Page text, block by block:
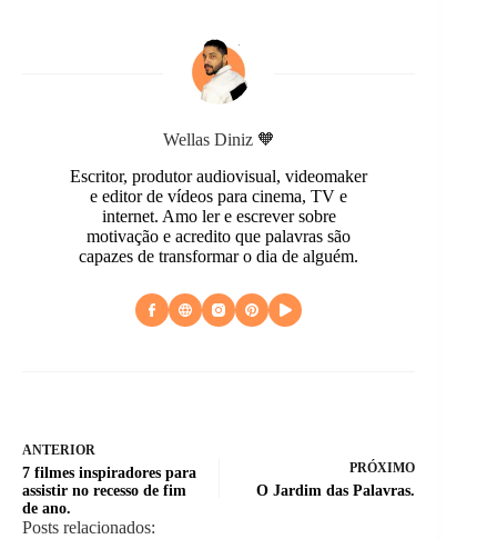
Wellas Diniz 🧡
Escritor, produtor audiovisual, videomaker
e editor de vídeos para cinema, TV e
internet. Amo ler e escrever sobre
motivação e acredito que palavras são
capazes de transformar o dia de alguém.
ANTERIOR
7 filmes inspiradores para
assistir no recesso de fim
de ano.
PRÓXIMO
O Jardim das Palavras.
Posts relacionados: